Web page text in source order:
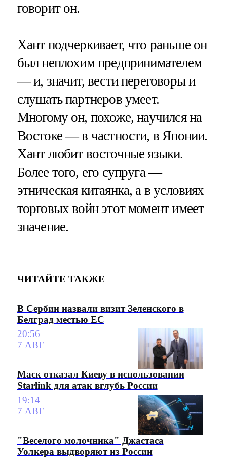
говорит он.
Хант подчеркивает, что раньше он
был неплохим предпринимателем
— и, значит, вести переговоры и
слушать партнеров умеет.
Многому он, похоже, научился на
Востоке — в частности, в Японии.
Хант любит восточные языки.
Более того, его супруга —
этническая китаянка, а в условиях
торговых войн этот момент имеет
значение.
ЧИТАЙТЕ ТАКЖЕ
В Сербии назвали визит Зеленского в
Белград местью ЕС
20:56
7 АВГ
Маск отказал Киеву в использовании
Starlink для атак вглубь России
19:14
7 АВГ
"Веселого молочника" Джастаса
Уолкера выдворяют из России